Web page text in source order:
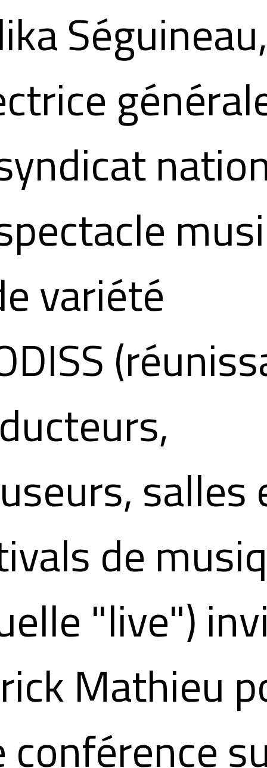
variété
salles
de
"live")
Mathieu
conférence